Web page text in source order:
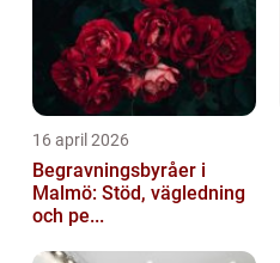
16 april 2026
Begravningsbyråer i
Malmö: Stöd, vägledning
och pe...